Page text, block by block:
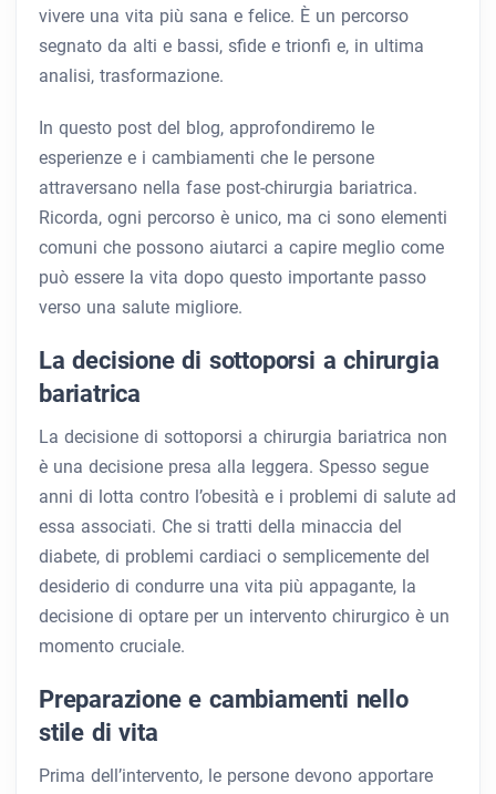
vivere una vita più sana e felice. È un percorso
segnato da alti e bassi, sfide e trionfi e, in ultima
analisi, trasformazione.
In questo post del blog, approfondiremo le
esperienze e i cambiamenti che le persone
attraversano nella fase post-chirurgia bariatrica.
Ricorda, ogni percorso è unico, ma ci sono elementi
comuni che possono aiutarci a capire meglio come
può essere la vita dopo questo importante passo
verso una salute migliore.
La decisione di sottoporsi a chirurgia
bariatrica
La decisione di sottoporsi a chirurgia bariatrica non
è una decisione presa alla leggera. Spesso segue
anni di lotta contro l’obesità e i problemi di salute ad
essa associati. Che si tratti della minaccia del
diabete, di problemi cardiaci o semplicemente del
desiderio di condurre una vita più appagante, la
decisione di optare per un intervento chirurgico è un
momento cruciale.
Preparazione e cambiamenti nello
stile di vita
Prima dell’intervento, le persone devono apportare